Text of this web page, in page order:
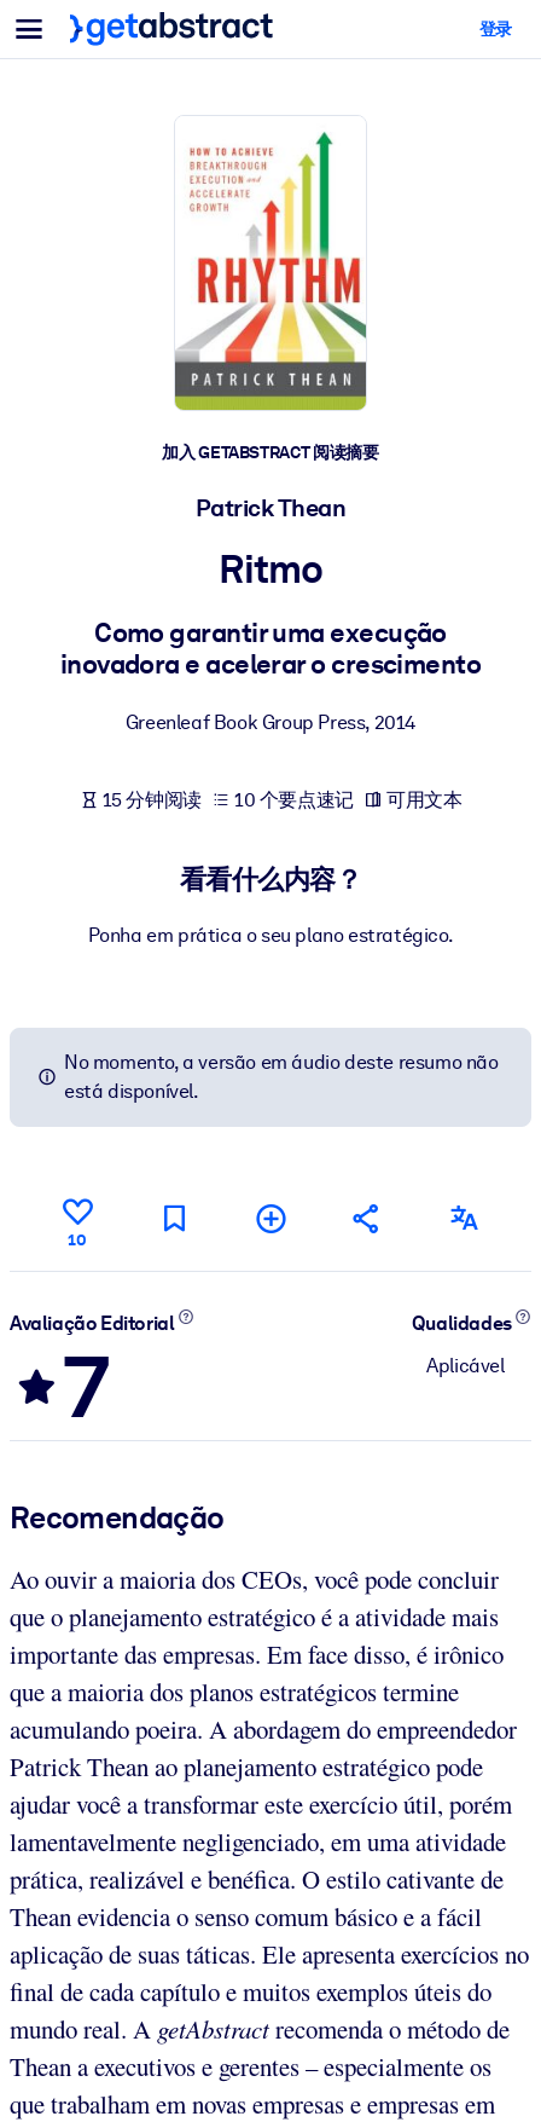
菜单
面向团队与管理者
为您的员工配备关键的人工智能技能。
帮助您的管理者为未来的工作时代做好准备。
让团队更轻松地共同学习、解决实际问题并更快采取行动。
技能提升与重塑
培养您的员工应对未来挑战所需的技能。
将简短且经过验证的知识引入您的 LMS/LXP，以获得更强的学习效
果。
面向人工智能系统
面向人工智能系统
登录
加入 GETABSTRACT 阅读摘要
Patrick Thean
Ritmo
Como garantir uma execução
inovadora e acelerar o crescimento
Greenleaf Book Group Press, 2014
15 分钟阅读 10 个要点速记 可用文本
看看什么内容？
Ponha em prática o seu plano estratégico.
No momento, a versão em áudio deste resumo não
está disponível.
10
Avaliação Editorial
7
Qualidades
Aplicável
Recomendação
Ao ouvir a maioria dos CEOs, você pode concluir
que o planejamento estratégico é a atividade mais
importante das empresas. Em face disso, é irônico
que a maioria dos planos estratégicos termine
acumulando poeira. A abordagem do empreendedor
Patrick Thean ao planejamento estratégico pode
ajudar você a transformar este exercício útil, porém
lamentavelmente negligenciado, em uma atividade
prática, realizável e benéfica. O estilo cativante de
Thean evidencia o senso comum básico e a fácil
aplicação de suas táticas. Ele apresenta exercícios no
final de cada capítulo e muitos exemplos úteis do
mundo real. A getAbstractrecomenda o método de
Thean a executivos e gerentes – especialmente os
que trabalham em novas empresas e empresas em